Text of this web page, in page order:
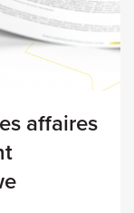
affaires